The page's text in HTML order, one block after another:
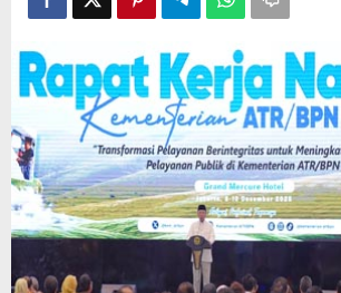
Meningkatkan
kepada
Masyarakat